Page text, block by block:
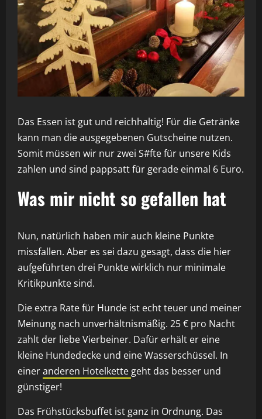
Das Essen ist gut und reichhaltig! Für die Getränke
kann man die ausgegebenen Gutscheine nutzen.
Somit müssen wir nur zwei S#fte für unsere Kids
zahlen und sind pappsatt für gerade einmal 6 Euro.
Was mir nicht so gefallen hat
Nun, natürlich haben mir auch kleine Punkte
missfallen. Aber es sei dazu gesagt, dass die hier
aufgeführten drei Punkte wirklich nur minimale
Kritikpunkte sind.
Die extra Rate für Hunde ist echt teuer und meiner
Meinung nach unverhältnismäßig. 25 € pro Nacht
zahlt der liebe Vierbeiner. Dafür erhält er eine
kleine Hundedecke und eine Wasserschüssel. In
eineranderen Hotelkette geht das besser und
günstiger!
Das Frühstücksbuffet ist ganz in Ordnung. Das